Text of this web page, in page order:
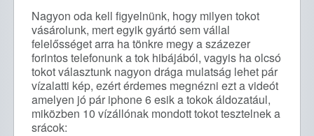
Nagyon oda kell figyelnünk, hogy milyen tokot
vásárolunk, mert egyik gyártó sem vállal
felelősséget arra ha tönkre megy a százezer
forintos telefonunk a tok hibájából, vagyis ha olcsó
tokot választunk nagyon drága mulatság lehet pár
vízalatti kép, ezért érdemes megnézni ezt a videót
amelyen jó pár iphone 6 esik a tokok áldozatául,
miközben 10 vízállónak mondott tokot tesztelnek a
srácok: